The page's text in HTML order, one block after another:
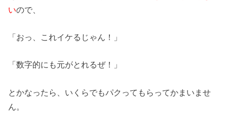
いので、
「おっ、これイケるじゃん！」
「数字的にも元がとれるぜ！」
とかなったら、いくらでもパクってもらってかまいませ
ん。